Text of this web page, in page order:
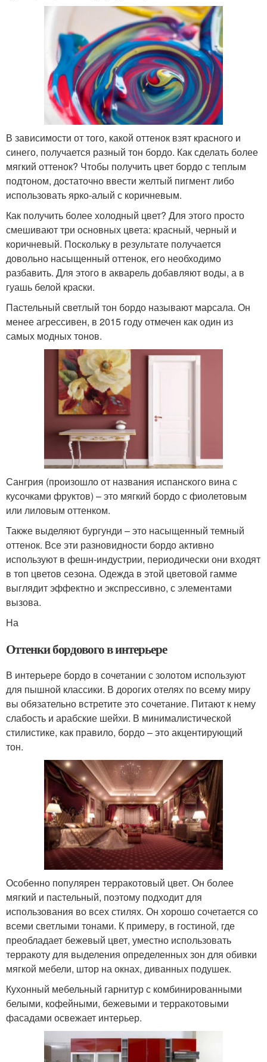
В зависимости от того, какой оттенок взят красного и
синего, получается разный тон бордо. Как сделать более
мягкий оттенок? Чтобы получить цвет бордо с теплым
подтоном, достаточно ввести желтый пигмент либо
использовать ярко-алый с коричневым.
Как получить более холодный цвет? Для этого просто
смешивают три основных цвета: красный, черный и
коричневый. Поскольку в результате получается
довольно насыщенный оттенок, его необходимо
разбавить. Для этого в акварель добавляют воды, а в
гуашь белой краски.
Пастельный светлый тон бордо называют марсала. Он
менее агрессивен, в 2015 году отмечен как один из
самых модных тонов.
Сангрия (произошло от названия испанского вина с
кусочками фруктов) – это мягкий бордо с фиолетовым
или лиловым оттенком.
Также выделяют бургунди – это насыщенный темный
оттенок. Все эти разновидности бордо активно
используют в фешн-индустрии, периодически они входят
в топ цветов сезона. Одежда в этой цветовой гамме
выглядит эффектно и экспрессивно, с элементами
вызова.
На
Оттенки бордового в интерьере
В интерьере бордо в сочетании с золотом используют
для пышной классики. В дорогих отелях по всему миру
вы обязательно встретите это сочетание. Питают к нему
слабость и арабские шейхи. В минималистической
стилистике, как правило, бордо – это акцентирующий
тон.
Особенно популярен терракотовый цвет. Он более
мягкий и пастельный, поэтому подходит для
использования во всех стилях. Он хорошо сочетается со
всеми светлыми тонами. К примеру, в гостиной, где
преобладает бежевый цвет, уместно использовать
терракоту для выделения определенных зон для обивки
мягкой мебели, штор на окнах, диванных подушек.
Кухонный мебельный гарнитур с комбинированными
белыми, кофейными, бежевыми и терракотовыми
фасадами освежает интерьер.